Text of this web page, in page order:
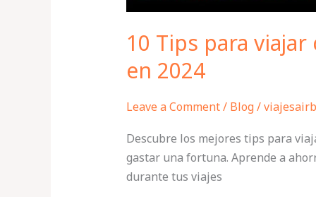
10 Tips para
en 2024
Leave a Comment/ Blog/
Descubre los mejores tips para
gastar una fortuna. Aprende a
durante tus viajes